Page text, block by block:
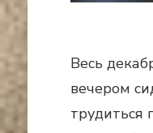
Весь
вечером
трудиться